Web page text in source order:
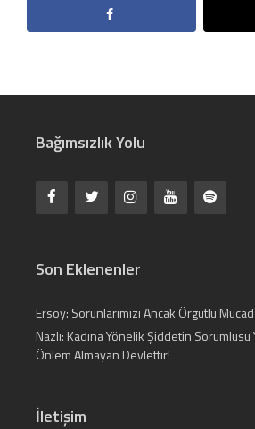
Bağımsızlık Yolu
Son Eklenenler
Ersoy: Sorunlarımızı Ancak Örgütlü
Nazlı: Kadına Yönelik Şiddetin Sorumlusu
Önlem Almayan Devlettir!
İletişim